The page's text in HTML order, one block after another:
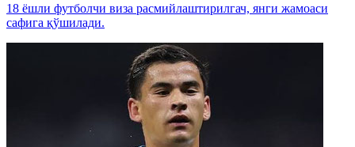
18 ёшли футболчи виза расмийлаштирилгач, янги жамоаси
сафига қўшилади.